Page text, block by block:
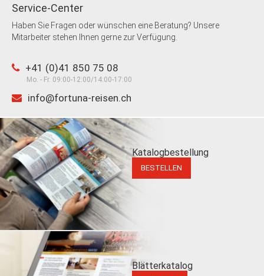
Service-Center
Haben Sie Fragen oder wünschen eine Beratung? Unsere
Mitarbeiter stehen Ihnen gerne zur Verfügung.
+41 (0)41 850 75 08
Mo. - Fr. 09:00-12:00/14:00-17:00
info@fortuna-reisen.ch
Katalogbestellung
BESTELLEN
Blätterkatalog